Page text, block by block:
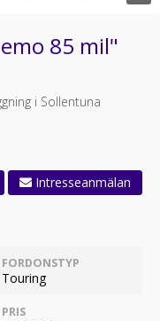
85 mil"
i Sollentuna
Intresseanmälan
FORDONSTYP
Touring
PRIS